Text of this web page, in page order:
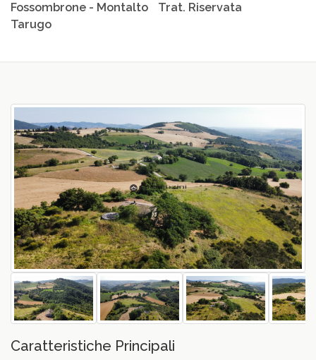
Fossombrone - Montalto
Tarugo
Trat. Riservata
Caratteristiche Principali